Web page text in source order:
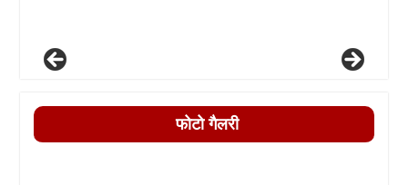
फोटो गैलरी